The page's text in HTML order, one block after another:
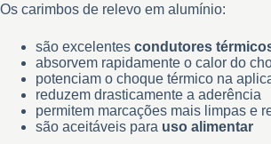
Os carimbos de relevo em alumínio:
são excelentes condutores
absorvem rapidamente o calor do
potenciam o choque térmico na
reduzem drasticamente a aderência
permitem marcações mais limpas e
são aceitáveis para uso alimentar